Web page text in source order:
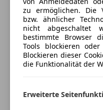
Induktionsladen für
Radio
USB
Volldigitales
W-Lan / Wifi Hotspot
ABS
INTELLIGENT DRIVE
- Fernlichtassistent
- Intelligenter
- 360°
- Blind-Spot-Sensor
- Ausparkassistent
- Pre-Crash-System
Kfz-Versicherung
anpassen
Freischaden-
zu ermöglichen. Die
bzw. ähnlicher
nicht abgeschaltet
bestimmte Browser
Tools blockieren
Blockieren dieser
die Funktionalität der
Erweiterte